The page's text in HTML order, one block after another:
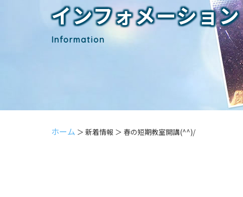
インフォメーション
Information
ホーム ＞ 新着情報 ＞ 春の短期教室開講(^^)/